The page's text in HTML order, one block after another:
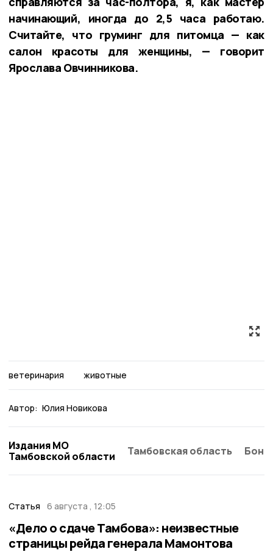
начинающий, иногда до 2,5 часа работаю.
Считайте, что груминг для питомца — как
салон красоты для женщины, — говорит
Ярослава Овчинникова.
ветеринария животные
Автор: Юлия Новикова
Издания МО
Тамбовской области
Тамбовская область
Статья 6 августа , 12:05
«Дело о сдаче Тамбова»: неизвестные
страницы рейда генерала Мамонтова